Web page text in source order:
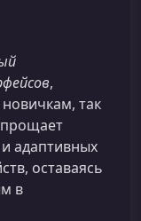
,
так
адаптивных
оставаясь
в